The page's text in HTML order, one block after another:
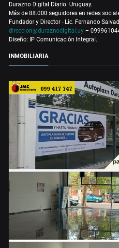
Durazno Digital Diario. Uruguay.
Más de 88.000 seguidores en redes
Fundador y Director - Lic. Fernando
direccion@duraznodigital.uy –
Diseño: IP Comunicación Integral.
INMOBILIARIA